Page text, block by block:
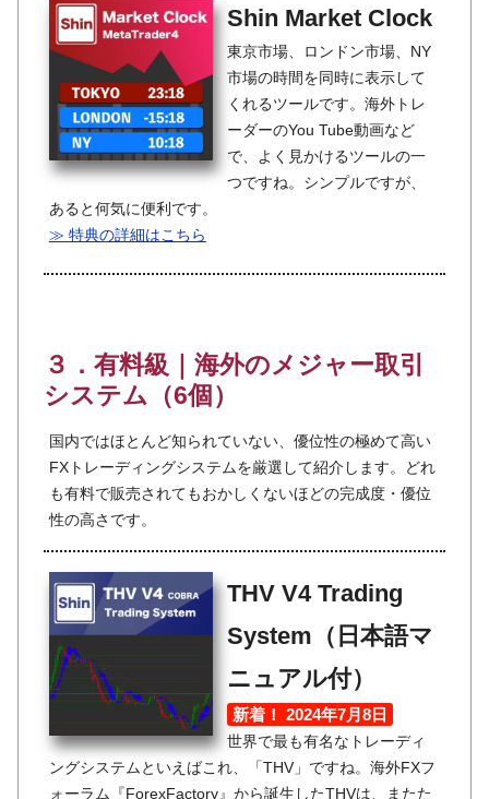
Shin Market Clock
東京市場、ロンドン市場、NY
市場の時間を同時に表示して
くれるツールです。海外トレ
ーダーのYou Tube動画など
で、よく見かけるツールの一
つですね。シンプルですが、
あると何気に便利です。
≫ 特典の詳細はこちら
３．有料級｜海外のメジャー取引
システム（6個）
国内ではほとんど知られていない、優位性の極めて高い
FXトレーディングシステムを厳選して紹介します。どれ
も有料で販売されてもおかしくないほどの完成度・優位
性の高さです。
THV V4 Trading
System（日本語マ
ニュアル付）
新着！ 2024年7月8日
世界で最も有名なトレーディ
ングシステムといえばこれ、「THV」ですね。海外FXフ
ォーラム『ForexFactory』から誕生したTHVは、またた